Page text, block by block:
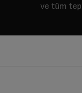
ve tüm